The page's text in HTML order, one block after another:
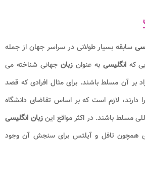
سابقه بسیار طولانی در سراسر جهان از جمله
کهانگلیسیبه عنوانزبان جهانی شناخته می
بر آن مسلط باشند. برای مثال افرادی که قصد
دارند، لازم است که بر اساس تقاضای دانشگاه
مسلط باشند. در اکثر مواقع اینزبان انگلیسی
همچون تافل و آیلتس برای سنجش آن وجود